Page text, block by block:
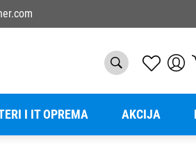
I IT OPREMA AKCIJA